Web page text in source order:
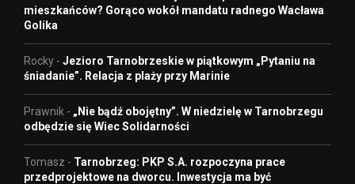
mieszkańców? Gorąco wokół mandatu radnego Wacława
Golika
Rocky - Jezioro Tarnobrzeskie w piątkowym „Pytaniu na
śniadanie”. Relacja z plaży przy Marinie
Prawnik - „Nie bądź obojętny”. W niedzielę w Tarnobrzegu
odbędzie się Wiec Solidarności
Tomasz - Tarnobrzeg: PKP S.A. rozpoczyna prace
przedprojektowe na dworcu. Inwestycja ma być